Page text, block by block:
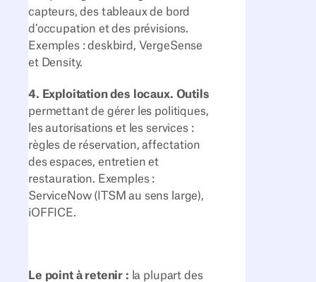
capteurs, des tableaux de bord
d’occupation et des prévisions.
Exemples : deskbird, VergeSense
et Density.
4. Exploitation des locaux. Outils
permettant de gérer les politiques,
les autorisations et les services :
règles de réservation, affectation
des espaces, entretien et
restauration. Exemples :
ServiceNow (ITSM au sens large),
iOFFICE.
Le point à retenir : la plupart des